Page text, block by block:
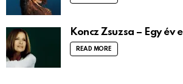
Koncz Zsuzsa – Egy év
READ MORE